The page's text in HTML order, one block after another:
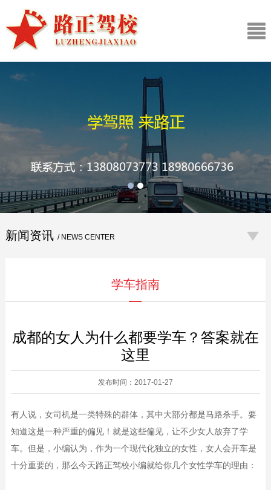
新闻资讯 / NEWS CENTER
学车指南
成都的女人为什么都要学车？答案就在
这里
发布时间：2017-01-27
有人说，女司机是一类特殊的群体，其中大部分都是马路杀手。要
知道这是一种严重的偏见！就是这些偏见，让不少女人放弃了学
车。但是，小编认为，作为一个现代化独立的女性，女人会开车是
十分重要的，那么今天路正驾校小编就给你几个女性学车的理由：